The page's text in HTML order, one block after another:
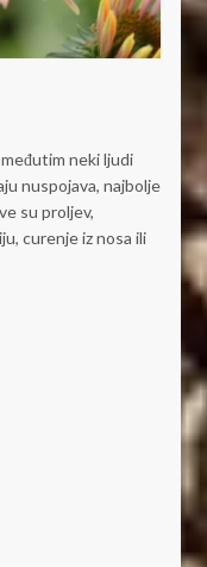
neki ljudi
nuspojava, najbolje
su proljev,
curenje iz nosa ili